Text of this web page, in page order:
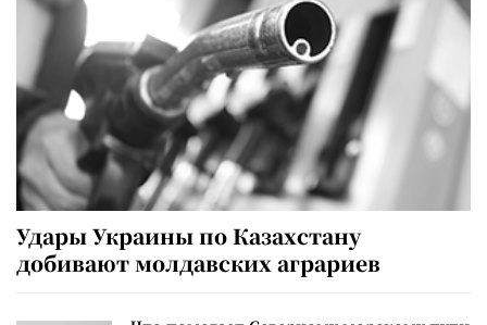
Удары Украины по Казахстану
добивают молдавских аграриев